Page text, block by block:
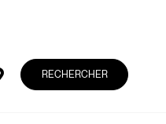
RECHERCHER